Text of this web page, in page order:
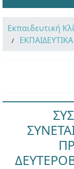
Εκπαιδευτική